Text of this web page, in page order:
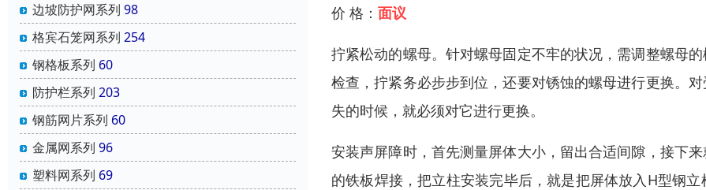
边坡防护网系列 98
格宾石笼网系列 254
钢格板系列 60
防护栏系列 203
钢筋网片系列 60
金属网系列 96
塑料网系列 69
价 格： 面议
拧紧松动的螺母。针对螺母固定不牢的状况，需调整螺母
检查，拧紧务必步步到位，还要对锈蚀的螺母进行更换。
失的时候，就必须对它进行更换。
安装声屏障时，首先测量屏体大小，留出合适间隙，接下
的铁板焊接，把立柱安装完毕后，就是把屏体放入H型钢